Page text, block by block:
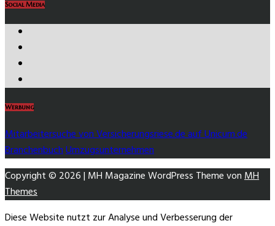
Social Media
Werbung
Mitarbeitersuche von Versicherungsriese.de auf Unicum.de
BranchenbuchUmzugsunternehmen
Copyright © 2026 | MH Magazine WordPress Theme vonMH
Themes
Diese Website nutzt zur Analyse und Verbesserung der